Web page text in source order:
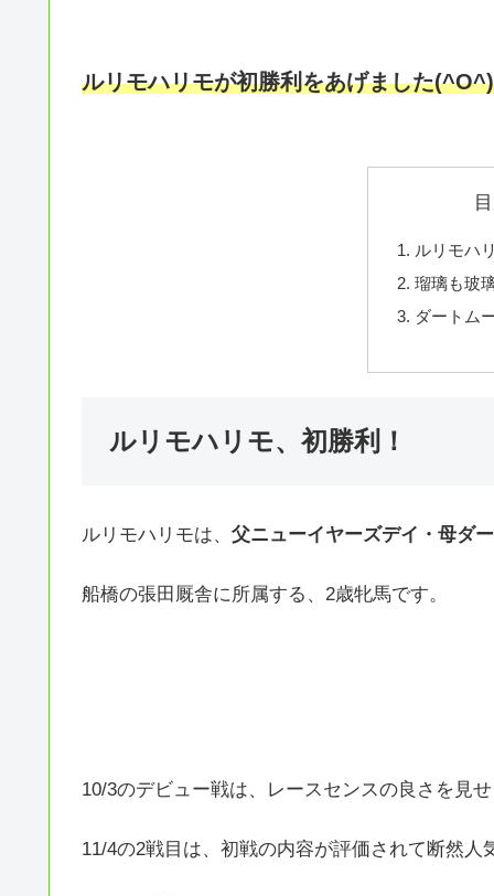
ルリモハリモが初勝利をあげました
ルリモハ
瑠璃も玻
ダートム
ルリモハリモ、初勝利！
ルリモハリモは、 父ニューイヤーズデイ・母ダ
船橋の張田厩舎に所属する、2歳牝馬です。
10/3のデビュー戦は、レースセンスの良さを見
11/4の2戦目は、初戦の内容が評価されて断然人